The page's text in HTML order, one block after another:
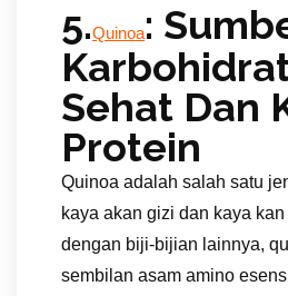
5.Quinoa:
Sehat Dan
Protein
Quinoa adalah salah satu
kaya akan gizi dan kaya
dengan biji-bijian lainnya,
sembilan asam amino